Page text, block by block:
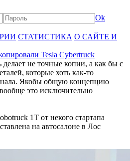
Ok
СТАТИСТИКА О САЙТЕ И
Tesla Cybertruck
делает не точные копии, а как бы с
которые хоть как-то
Якобы общую концепцию
это исключительно
1T от некого стартапа
на автосалоне в Лос